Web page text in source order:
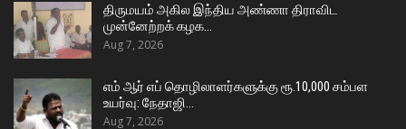
திருமயம் அகில இந்திய அண்ணா திராவிட
முன்னேற்றக் கழக…
Aug 7, 2026
எம் ஆர் எப் தொழிலாளர்களுக்கு ரூ.10,000 சம்பள
உயர்வு: நேதாஜி…
Aug 7, 2026